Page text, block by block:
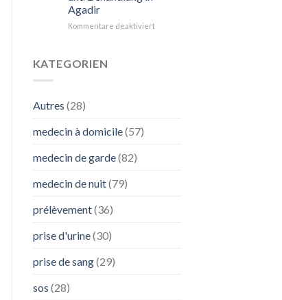
Agadir
Kommentare deaktiviertfür
KATEGORIEN
Autres (28)
medecin à domicile(57)
medecin de garde(82)
medecin de nuit(79)
prélèvement(36)
prise d'urine(30)
prise de sang(29)
sos (28)